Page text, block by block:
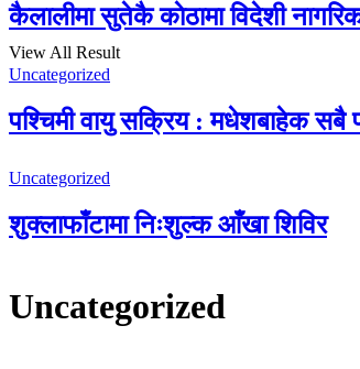
View All Result
कैलालीमा सुतेकै काेठामा विदेशी
Uncategorized
पश्चिमी वायु सक्रिय : मधेशबाहेक सबै
Uncategorized
शुक्लाफाँटामा निःशुल्क आँखा शिविर
Uncategorized